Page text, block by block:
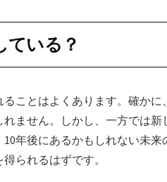
ている？
ることはよくあります。確か
ません。しかし、一方では新
年後にあるかもしれない未来
られるはずです。